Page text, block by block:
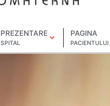
PREZENTARE
SPITAL
PAGINA
PACIENTULUI